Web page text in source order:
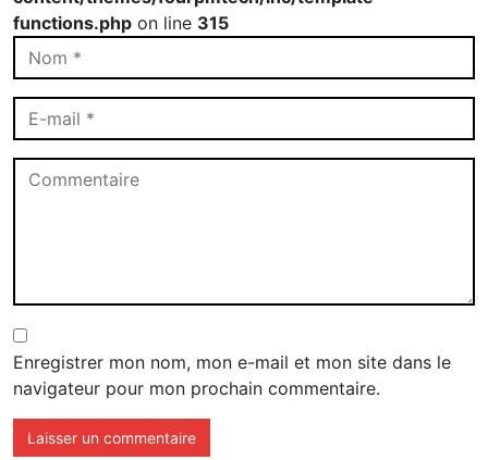
functions.php on line 315
Enregistrer mon nom, mon e-mail et mon site dans le
navigateur pour mon prochain commentaire.